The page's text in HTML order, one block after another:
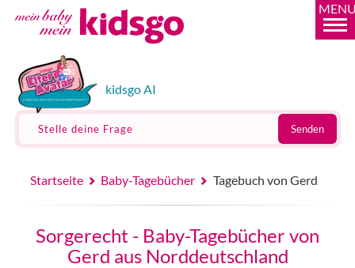
kidsgo AI
Stelle deine Frage Senden
Startseite Baby-Tagebücher Tagebuch von Gerd
Sorgerecht - Baby-Tagebücher von
Gerd aus Norddeutschland